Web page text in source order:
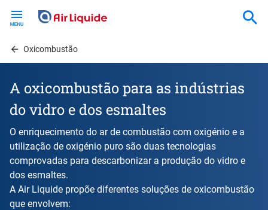
contentOxicombustão
A oxicombustão para as indústrias
do vidro e dos esmaltes
O enriquecimento do ar de combustão com oxigénio e a
utilização de oxigénio puro são duas tecnologias
comprovadas para descarbonizar a produção do vidro e
dos esmaltes.
A Air Liquide propõe diferentes soluções de oxicombustão
que envolvem: